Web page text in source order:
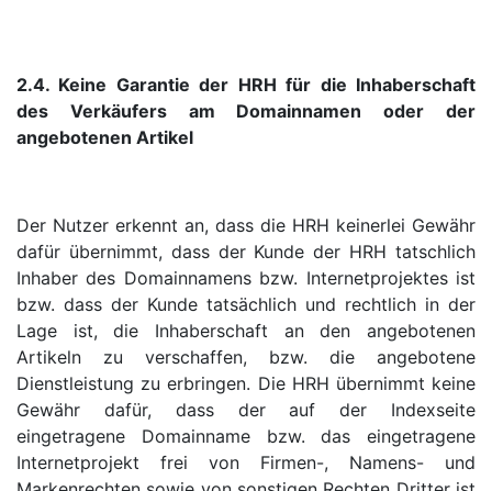
2.4. Keine Garantie der HRH für die Inhaberschaft
des Verkäufers am Domainnamen oder der
angebotenen Artikel
Der Nutzer erkennt an, dass die HRH keinerlei Gewähr
dafür übernimmt, dass der Kunde der HRH tatschlich
Inhaber des Domainnamens bzw. Internetprojektes ist
bzw. dass der Kunde tatsächlich und rechtlich in der
Lage ist, die Inhaberschaft an den angebotenen
Artikeln zu verschaffen, bzw. die angebotene
Dienstleistung zu erbringen. Die HRH übernimmt keine
Gewähr dafür, dass der auf der Indexseite
eingetragene Domainname bzw. das eingetragene
Internetprojekt frei von Firmen-, Namens- und